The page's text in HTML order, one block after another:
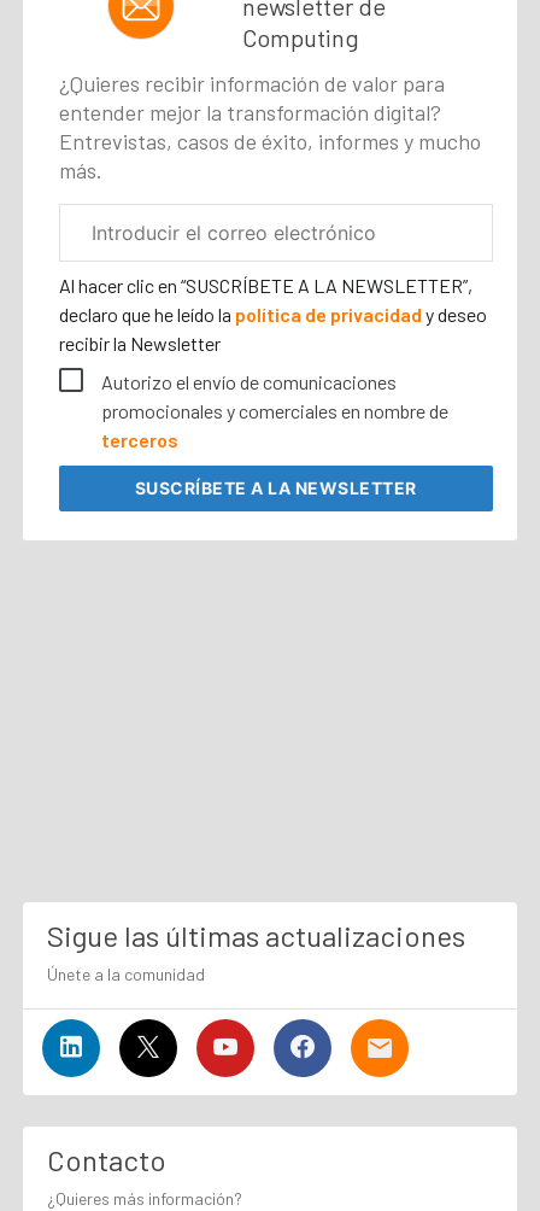
newsletter de
Computing
¿Quieres recibir información de valor para
entender mejor la transformación digital?
Entrevistas, casos de éxito, informes y mucho
más.
electrónico
corporativo
Al hacer clic en “SUSCRÍBETE A LA NEWSLETTER”,
declaro que he leído la política de privacidady deseo
recibir la Newsletter
Autorizo el envío de comunicaciones
promocionales y comerciales en nombre de
terceros
SUSCRÍBETEA LA NEWSLETTER
Sigue las últimas actualizaciones
Únete a la comunidad
Contacto
¿Quieres más información?